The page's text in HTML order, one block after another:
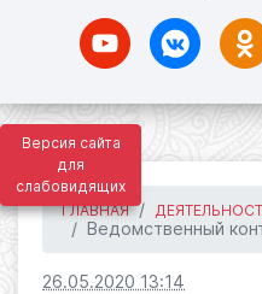
Версия сайта
для
слабовидящих
ГЛАВНАЯ
Ведомственный
26.05.2020 13:14